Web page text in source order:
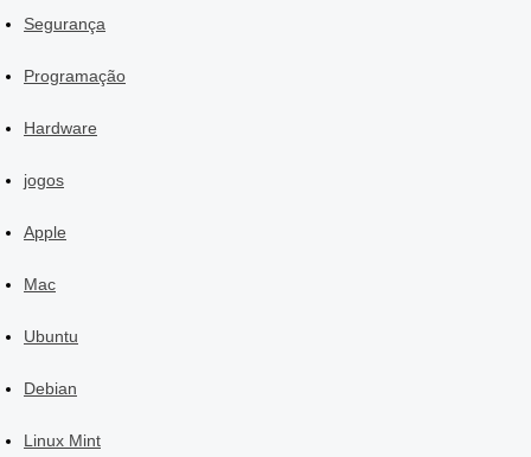
Segurança
Programação
Hardware
jogos
Apple
Mac
Ubuntu
Debian
Linux Mint